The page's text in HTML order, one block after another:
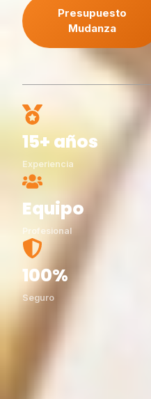
Presupuesto
Mudanza
15+ años
Experiencia
Equipo
Profesional
100%
Seguro